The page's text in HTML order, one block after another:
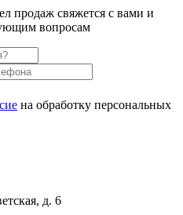
продаж свяжется с вами и
вопросам
на обработку персональных
д. 6